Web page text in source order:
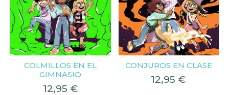
COLMILLOS EN EL
GIMNASIO
12,95 €
CONJUROS EN CLASE
12,95 €